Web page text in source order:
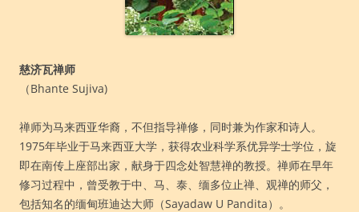
慈济瓦禅师
（Bhante Sujiva)
禅师为马来西亚华裔，不但指导禅修，同时兼为作家和诗人。
1975年毕业于马来西亚大学，获得农业科学系优异学士学位，旋
即在南传上座部出家，献身于四念处智慧禅的教授。禅师在早年
修习过程中，曾受教于中、马、泰、缅多位止禅、观禅的师父，
包括知名的缅甸班迪达大师（Sayadaw U Pandita）。